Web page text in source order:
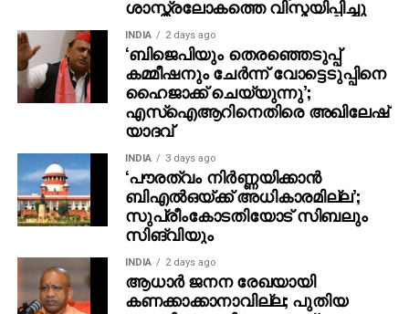
വകുപ്പുകള്‍ ചേര്‍ത്ത് 35 പേര്‍ക്കെതിരെയാണ്
കേസെടുത്തത്. ഇതില്‍ നാലുപേര്‍ മരണമടഞ്ഞു.
ശാസ്ത്രലോകത്തെ വിസ്മയിപ്പിച്ചു
INDIA 2 days ago
‘ബിജെപിയും തെരഞ്ഞെടുപ്പ്
കമ്മീഷനും ചേർന്ന് വോട്ടെടുപ്പിനെ
ഹൈജാക്ക് ചെയ്യുന്നു’;
എസ്ഐആറിനെതിരെ അഖിലേഷ്
യാദവ്
INDIA 3 days ago
‘പൗരത്വം നിര്‍ണ്ണയിക്കാന്‍
ബിഎല്‍ഒയ്ക്ക് അധികാരമില്ല’;
സുപ്രീംകോടതിയോട് സിബലും
സിങ്‌വിയും
INDIA 2 days ago
ആധാർ ജനന രേഖയായി
കണക്കാക്കാനാവില്ല; പുതിയ